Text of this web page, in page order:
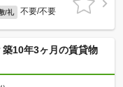
/礼 不要/不要
10年3ヶ月の賃貸物